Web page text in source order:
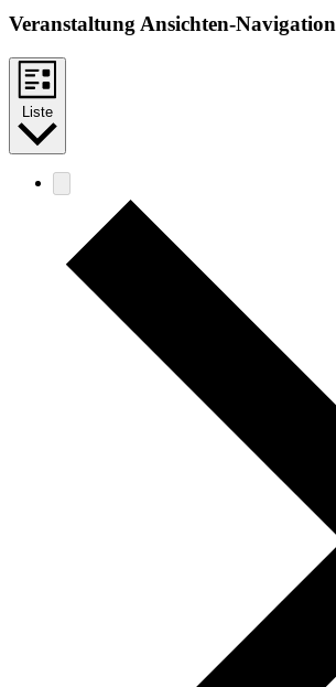
Veranstaltung Ansichten-Navigation
Liste